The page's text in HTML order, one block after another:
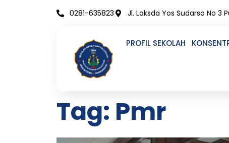
0281-635823 Jl. Laksda Yos Sudarso No 3
PROFIL SEKOLAH
Tag: Pmr